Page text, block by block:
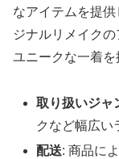
なアイテムを提
ジナルリメイク
ユニークな一着を
取り扱いジャ
クなど幅広い
配送: 商品に